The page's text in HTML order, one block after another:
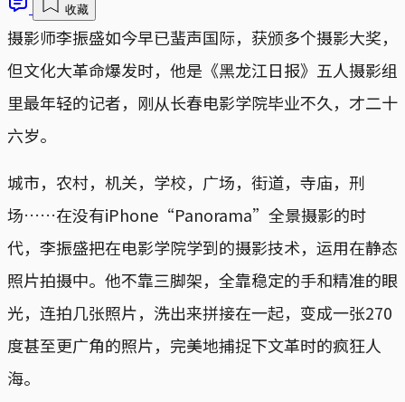
收藏
摄影师李振盛如今早已蜚声国际，获颁多个摄影大奖，
但文化大革命爆发时，他是《黑龙江日报》五人摄影组
里最年轻的记者，刚从长春电影学院毕业不久，才二十
六岁。
城市，农村，机关，学校，广场，街道，寺庙，刑
场……在没有iPhone“Panorama”全景摄影的时
代，李振盛把在电影学院学到的摄影技术，运用在静态
照片拍摄中。他不靠三脚架，全靠稳定的手和精准的眼
光，连拍几张照片，洗出来拼接在一起，变成一张270
度甚至更广角的照片，完美地捕捉下文革时的疯狂人
海。